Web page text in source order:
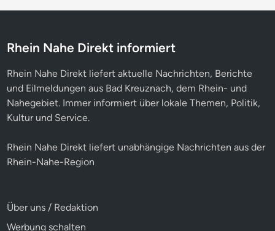
Rhein Nahe Direkt informiert
Rhein Nahe Direkt liefert aktuelle Nachrichten, Berichte
und Eilmeldungen aus Bad Kreuznach, dem Rhein- und
Nahegebiet. Immer informiert über lokale Themen, Politik,
Kultur und Service.
Rhein Nahe Direkt liefert unabhängige Nachrichten aus der
Rhein-Nahe-Region
Über uns / Redaktion
Werbung schalten